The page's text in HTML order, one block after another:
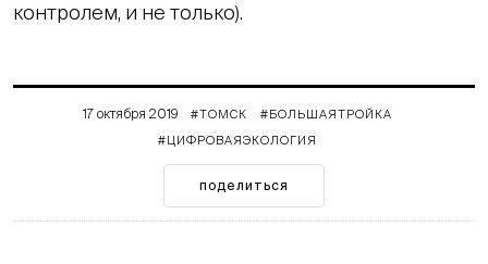
контролем, и не только).
17 октября 2019 #ТОМСК
#БОЛЬШАЯТРОЙКА
#ЦИФРОВАЯЭКОЛОГИЯ
поделиться